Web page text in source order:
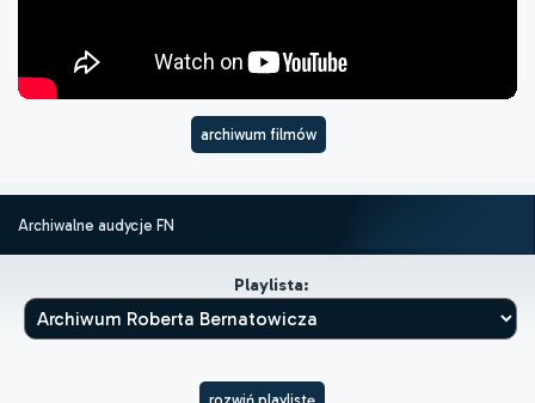
archiwum filmów
Archiwalne audycje FN
Playlista: